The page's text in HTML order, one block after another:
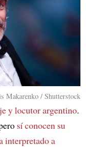
Makarenko / Shutterstock
y locutor argentino.
sí conocen su
interpretado a